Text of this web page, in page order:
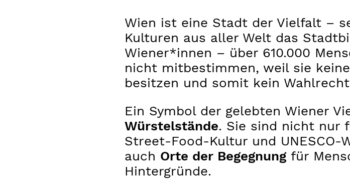
Wien ist eine Stadt der Vielfalt –
Kulturen aus aller Welt das
Wiener*innen – über 610.000
nicht mitbestimmen, weil sie
besitzen und somit kein
Ein Symbol der gelebten Wiener
Würstelstände. Sie sind nicht nur
Street-Food-Kultur und UNESCO-
auch Orte der Begegnungfür
Hintergründe.